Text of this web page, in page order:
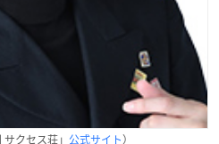
クセス荘」 公式サイト）